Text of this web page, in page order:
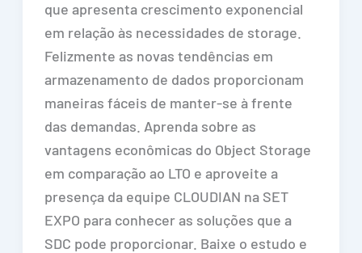
que apresenta crescimento exponencial
em relação às necessidades de storage.
Felizmente as novas tendências em
armazenamento de dados proporcionam
maneiras fáceis de manter-se à frente
das demandas. Aprenda sobre as
vantagens econômicas do Object Storage
em comparação ao LTO e aproveite a
presença da equipe CLOUDIAN na SET
EXPO para conhecer as soluções que a
SDC pode proporcionar. Baixe o estudo e